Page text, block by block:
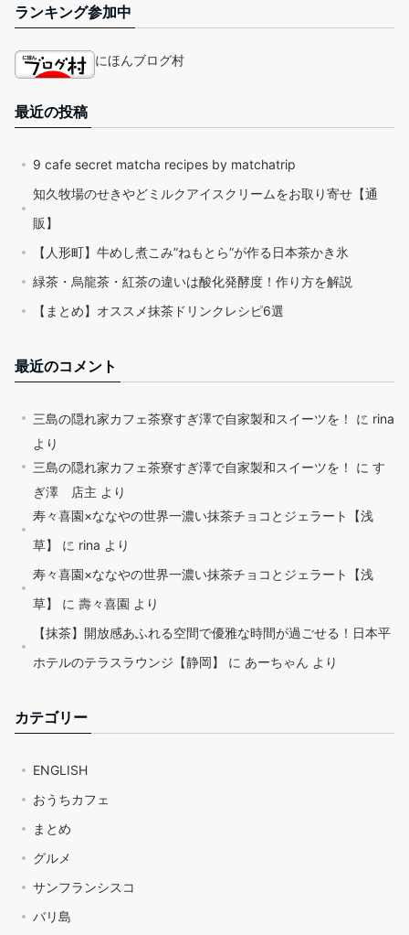
ランキング参加中
にほんブログ村
最近の投稿
9 cafe secret matcha recipes by matchatrip
知久牧場のせきやどミルクアイスクリームをお取り寄せ【通
販】
【人形町】牛めし煮こみ”ねもとら”が作る日本茶かき氷
緑茶・烏龍茶・紅茶の違いは酸化発酵度！作り方を解説
【まとめ】オススメ抹茶ドリンクレシピ6選
最近のコメント
三島の隠れ家カフェ茶寮すぎ澤で自家製和スイーツを！ に rina
より
三島の隠れ家カフェ茶寮すぎ澤で自家製和スイーツを！
に す
ぎ澤 店主 より
寿々喜園×ななやの世界一濃い抹茶チョコとジェラート【浅
草】
に rina より
寿々喜園×ななやの世界一濃い抹茶チョコとジェラート【浅
草】
に 壽々喜園 より
【抹茶】開放感あふれる空間で優雅な時間が過ごせる！日本平
ホテルのテラスラウンジ【静岡】
に あーちゃん より
カテゴリー
ENGLISH
おうちカフェ
まとめ
グルメ
サンフランシスコ
バリ島